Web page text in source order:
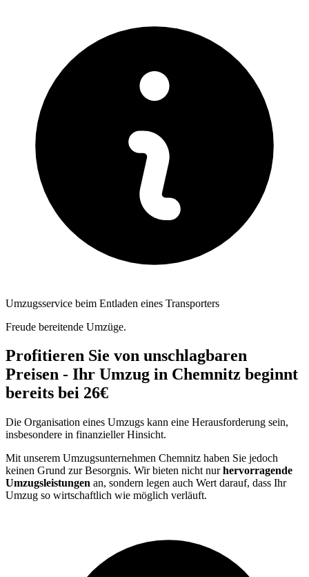
Umzugsservice beim Entladen eines Transporters
Freude bereitende Umzüge.
Profitieren Sie von unschlagbaren
Preisen - Ihr Umzug in Chemnitz beginnt
bereits bei 26€
Die Organisation eines Umzugs kann eine Herausforderung sein,
insbesondere in finanzieller Hinsicht.
Mit unserem Umzugsunternehmen Chemnitz haben Sie jedoch
keinen Grund zur Besorgnis. Wir bieten nicht nurhervorragende
Umzugsleistungen an, sondern legen auch Wert darauf, dass Ihr
Umzug so wirtschaftlich wie möglich verläuft.